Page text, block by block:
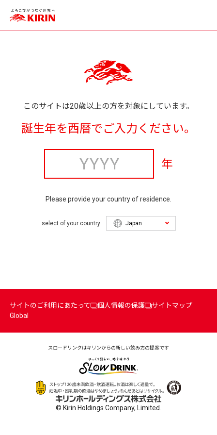
このサイトは20歳以上の方を対象にしています。
誕生年を西暦でご入力ください。
年
Please provide your country of residence.
select of your country
サイトのご利用にあたって 個人情報の保護
サイトマップ
Global
スロードリンクはキリンからの新しい飲み方の提案です
© Kirin Holdings Company, Limited.